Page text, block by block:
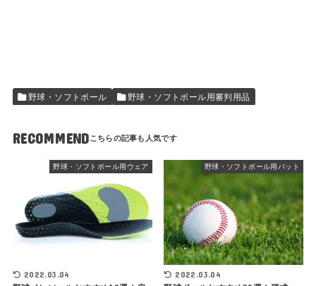
野球・ソフトボール 野球・ソフトボール用審判用品
RECOMMEND
野球・ソフトボール用ウェア
2022.03.04
野球・ソフトボール用バット
2022.03.04